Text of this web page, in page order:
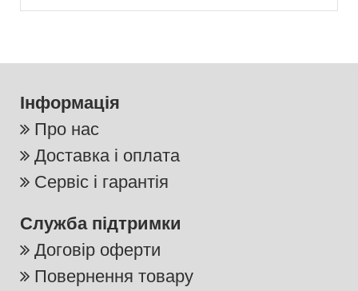
Інформація
Про нас
Доставка і оплата
Сервіс і гарантія
Служба підтримки
Договір оферти
Повернення товару